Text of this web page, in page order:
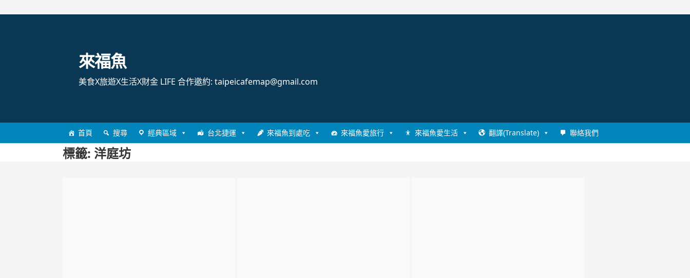
來福魚
美食X旅遊X生活X財金 LIFE 合作邀約: taipeicafemap@gmail.com
首頁 搜尋 經典區域 台北捷運 來福魚到處吃 來福魚愛旅行 來福魚愛生活 翻譯(Translate) 聯絡我們
標籤: 洋庭坊